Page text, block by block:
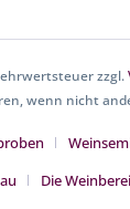
zzgl.
wenn nicht
Die